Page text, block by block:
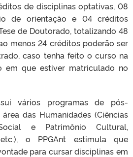
de disciplinas optativas, 08
de orientação e 04 créditos
de Doutorado, totalizando 48
menos 24 créditos poderão ser
caso tenha feito o curso na
em que estiver matriculado no
vários programas de pós-
das Humanidades (Ciências
e Patrimônio Cultural,
o PPGAnt estimula que
para cursar disciplinas em